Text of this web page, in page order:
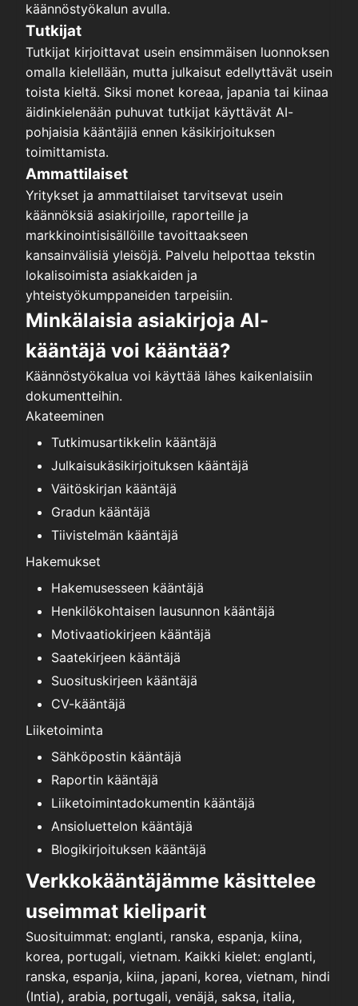
käännöstyökalun avulla.
Tutkijat
Tutkijat kirjoittavat usein ensimmäisen luonnoksen
omalla kielellään, mutta julkaisut edellyttävät usein
toista kieltä. Siksi monet koreaa, japania tai kiinaa
äidinkielenään puhuvat tutkijat käyttävät AI-
pohjaisia kääntäjiä ennen käsikirjoituksen
toimittamista.
Ammattilaiset
Yritykset ja ammattilaiset tarvitsevat usein
käännöksiä asiakirjoille, raporteille ja
markkinointisisällöille tavoittaakseen
kansainvälisiä yleisöjä. Palvelu helpottaa tekstin
lokalisoimista asiakkaiden ja
yhteistyökumppaneiden tarpeisiin.
Minkälaisia asiakirjoja AI-
kääntäjä voi kääntää?
Käännöstyökalua voi käyttää lähes kaikenlaisiin
dokumentteihin.
Akateeminen
Tutkimusartikkelin kääntäjä
Julkaisukäsikirjoituksen kääntäjä
Väitöskirjan kääntäjä
Gradun kääntäjä
Tiivistelmän kääntäjä
Hakemukset
Hakemusesseen kääntäjä
Henkilökohtaisen lausunnon kääntäjä
Motivaatiokirjeen kääntäjä
Saatekirjeen kääntäjä
Suosituskirjeen kääntäjä
CV-kääntäjä
Liiketoiminta
Sähköpostin kääntäjä
Raportin kääntäjä
Liiketoimintadokumentin kääntäjä
Ansioluettelon kääntäjä
Blogikirjoituksen kääntäjä
Verkkokääntäjämme käsittelee
useimmat kieliparit
Suosituimmat: englanti, ranska, espanja, kiina,
korea, portugali, vietnam. Kaikki kielet: englanti,
ranska, espanja, kiina, japani, korea, vietnam, hindi
(Intia), arabia, portugali, venäjä, saksa, italia,